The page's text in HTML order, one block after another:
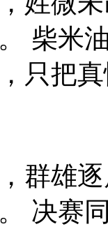
柴米
只把
群雄
决赛